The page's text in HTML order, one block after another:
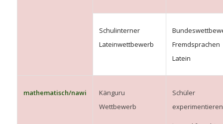
Schulinterner
Lateinwettbewerb
Fremdsprachen
Latein
mathematisch/nawi
Känguru
Wettbewerb
Schüler
experimentieren